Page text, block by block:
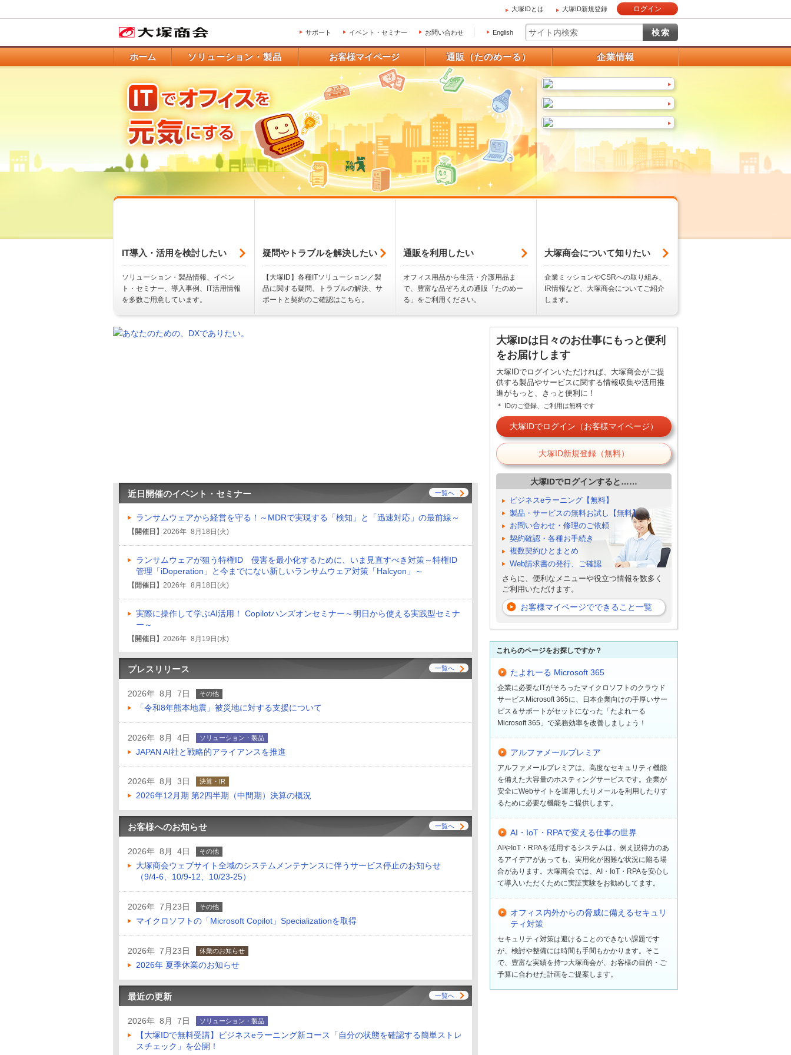
大塚IDとは 大塚ID新規登録 ログイン
サポート イベント・セミナー お問い合わせ English
ホーム ソリューション・製品 お客様マイページ 通販（たのめーる） 企業情報
IT導入・活用を検討したい
ソリューション・製品情報、イベン
ト・セミナー、導入事例、IT活用情報
を多数ご用意しています。
疑問やトラブルを解決したい
【大塚ID】各種ITソリューション／製
品に関する疑問、トラブルの解決、サ
ポートと契約のご確認はこちら。
通販を利用したい
オフィス用品から生活・介護用品ま
で、豊富な品ぞろえの通販「たのめー
る」をご利用ください。
大塚商会について知りたい
企業ミッションやCSRへの取り組み、
IR情報など、大塚商会についてご紹介
します。
近日開催のイベント・セミナー 一覧へ
ランサムウェアから経営を守る！～MDRで実現する「検知」と「迅速対応」の最前線～
【開催日】 2026年 8月18日(火)
ランサムウェアが狙う特権ID 侵害を最小化するために、いま見直すべき対策～特権ID
管理「iDoperation」と今までにない新しいランサムウェア対策「Halcyon」～
【開催日】 2026年 8月18日(火)
実際に操作して学ぶAI活用！ Copilotハンズオンセミナー～明日から使える実践型セミナ
ー～
【開催日】 2026年 8月19日(水)
プレスリリース 一覧へ
2026年 8月 7日 その他
「令和8年熊本地震」被災地に対する支援について
2026年 8月 4日 ソリューション・製品
JAPAN AI社と戦略的アライアンスを推進
2026年 8月 3日 決算・IR
2026年12月期 第2四半期（中間期）決算の概況
お客様へのお知らせ 一覧へ
2026年 8月 4日 その他
大塚商会ウェブサイト全域のシステムメンテナンスに伴うサービス停止のお知らせ
（9/4-6、10/9-12、10/23-25）
2026年 7月23日 その他
マイクロソフトの「Microsoft Copilot」Specializationを取得
2026年 7月23日 休業のお知らせ
2026年 夏季休業のお知らせ
最近の更新 一覧へ
2026年 8月 7日 ソリューション・製品
【大塚IDで無料受講】ビジネスeラーニング新コース「自分の状態を確認する簡単ストレ
スチェック」を公開！
大塚IDは日々のお仕事にもっと便利
をお届けします
大塚IDでログインいただければ、大塚商会がご提
供する製品やサービスに関する情報収集や活用推
進がもっと、きっと便利に！
＊ IDのご登録、ご利用は無料です
大塚IDでログイン（お客様マイページ）
大塚ID新規登録（無料）
大塚IDでログインすると……
ビジネスeラーニング【無料】
製品・サービスの無料お試し【無料】
お問い合わせ・修理のご依頼
契約確認・各種お手続き
複数契約ひとまとめ
Web請求書の発行、ご確認
さらに、便利なメニューや役立つ情報を数多く
ご利用いただけます。
お客様マイページでできること一覧
これらのページをお探しですか？
たよれーる Microsoft 365
企業に必要なITがそろったマイクロソフトのクラウド
サービスMicrosoft 365に、日本企業向けの手厚いサー
ビス＆サポートがセットになった「たよれーる
Microsoft 365」で業務効率を改善しましょう！
アルファメールプレミア
アルファメールプレミアは、高度なセキュリティ機能
を備えた大容量のホスティングサービスです。企業が
安全にWebサイトを運用したりメールを利用したりす
るために必要な機能をご提供します。
AI・IoT・RPAで変える仕事の世界
AIやIoT・RPAを活用するシステムは、例え説得力のあ
るアイデアがあっても、実用化が困難な状況に陥る場
合があります。大塚商会では、AI・IoT・RPAを安心し
て導入いただくために実証実験をお勧めしてます。
オフィス内外からの脅威に備えるセキュリ
ティ対策
セキュリティ対策は避けることのできない課題です
が、検討や整備には時間も手間もかかります。そこ
で、豊富な実績を持つ大塚商会が、お客様の目的・ご
予算に合わせた計画をご提案します。